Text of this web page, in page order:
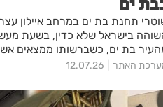
תחנת בת ים במרחב איילון
בישראל שלא כדין, בשעת
בת ים, כשברשותו ממצאים
הבוקר, תבקש המשטרההאתר 12.07.26